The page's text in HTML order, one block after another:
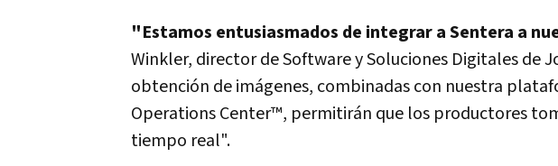
"Estamos entusiasmados de integrar a Sentera a
Winkler, director de Software y Soluciones Digitales de
obtención de imágenes, combinadas con nuestra
Operations Center™, permitirán que los productores
tiempo real".